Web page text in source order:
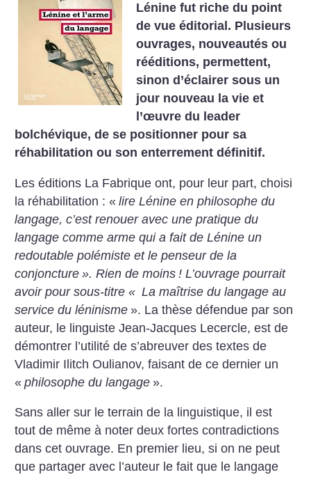
Lénine fut riche du point
de vue éditorial. Plusieurs
ouvrages, nouveautés ou
rééditions, permettent,
sinon d’éclairer sous un
jour nouveau la vie et
l’œuvre du leader
bolchévique, de se positionner pour sa
réhabilitation ou son enterrement définitif.
Les éditions La Fabrique ont, pour leur part, choisi
la réhabilitation : « lire Lénine en philosophe du
langage, c’est renouer avec une pratique du
langage comme arme qui a fait de Lénine un
redoutable polémiste et le penseur de la
conjoncture ». Rien de moins ! L’ouvrage pourrait
avoir pour sous-titre « La maîtrise du langage au
service du léninisme ». La thèse défendue par son
auteur, le linguiste Jean-Jacques Lecercle, est de
démontrer l’utilité de s’abreuver des textes de
Vladimir Ilitch Oulianov, faisant de ce ­dernier un
« philosophe du ­langage ».
Sans aller sur le terrain de la linguistique, il est
tout de même à noter deux fortes contradictions
dans cet ouvrage. En premier lieu, si on ne peut
que partager avec l’auteur le fait que le langage